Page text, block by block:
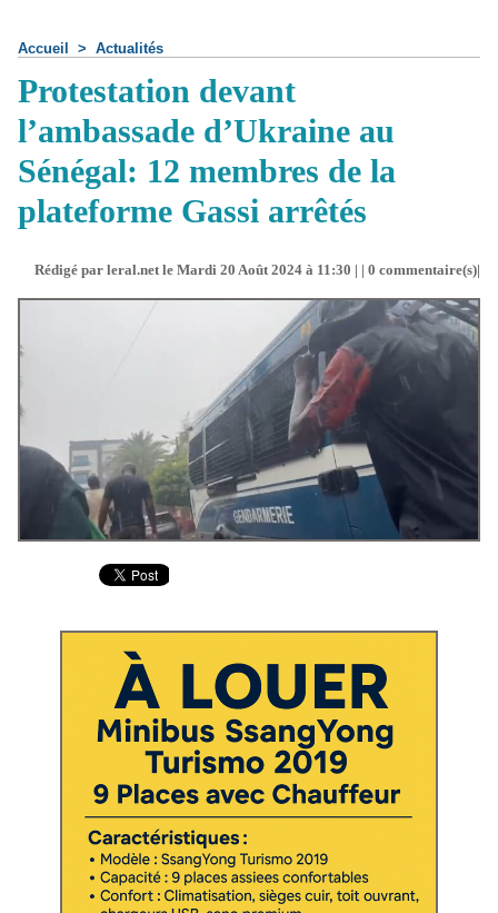
Accueil > Actualités
Protestation devant
l’ambassade d’Ukraine au
Sénégal: 12 membres de la
plateforme Gassi arrêtés
Rédigé par leral.net le Mardi 20 Août 2024 à 11:30 | | 0 commentaire(s)|